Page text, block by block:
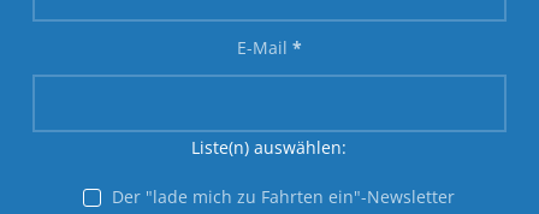
E-Mail *
Liste(n) auswählen:
Der "lade mich zu Fahrten ein"-Newsletter